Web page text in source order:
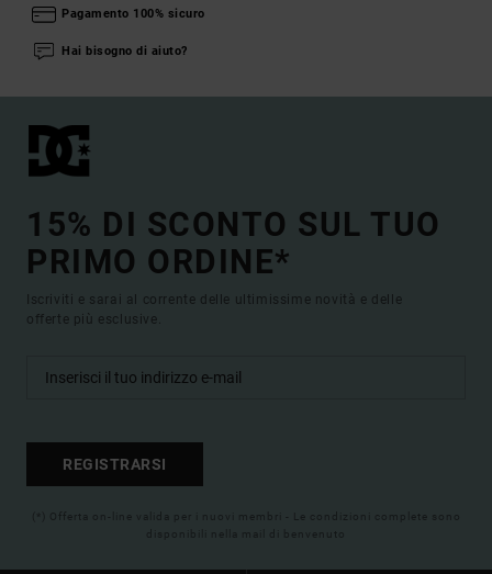
Pagamento 100% sicuro
Hai bisogno di aiuto?
15% DI SCONTO SUL TUO
PRIMO ORDINE*
Iscriviti e sarai al corrente delle ultimissime novità e delle
offerte più esclusive.
REGISTRARSI
(*) Offerta on-line valida per i nuovi membri - Le condizioni complete sono
disponibili nella mail di benvenuto